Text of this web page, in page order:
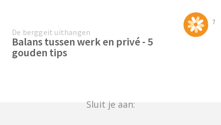
7
De berggeit uithangen
Balans tussen werk en privé - 5
gouden tips
Sluit je aan: